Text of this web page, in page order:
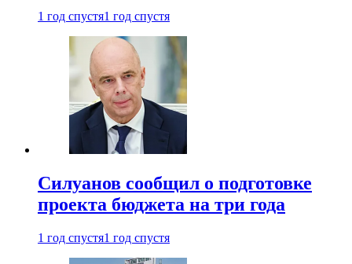
1 год спустя1 год спустя
Силуанов сообщил о подготовке
проекта бюджета на три года
1 год спустя1 год спустя